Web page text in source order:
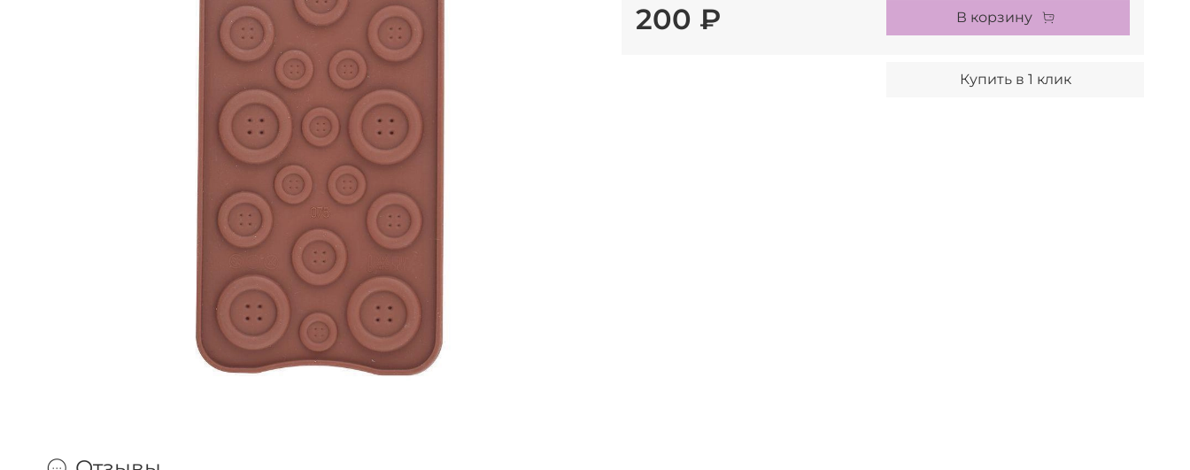
200 ₽ В корзину
Купить в 1 клик